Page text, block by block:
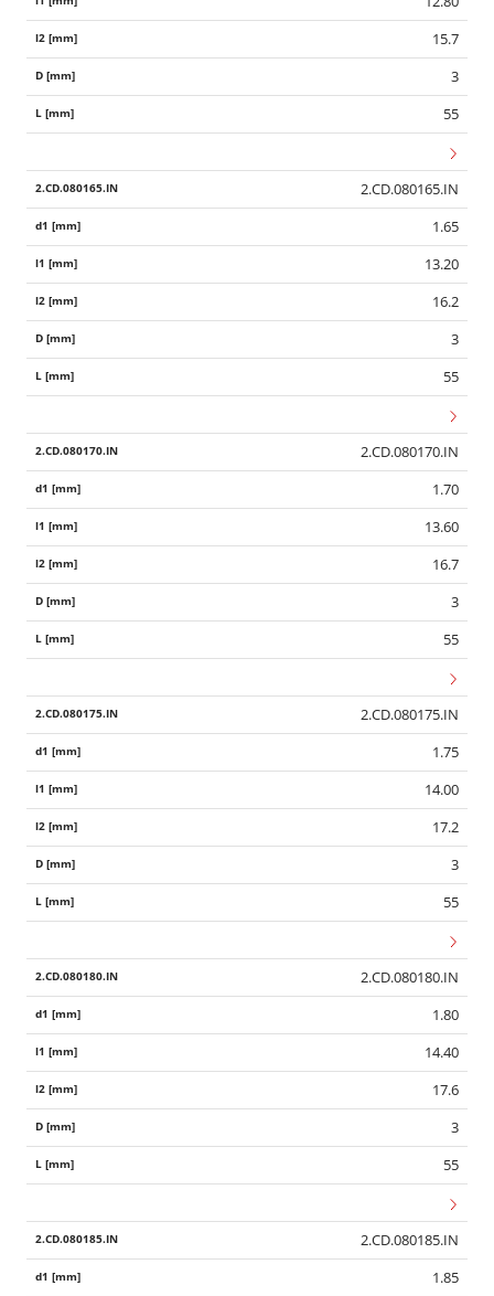
15.7
3
55
2.CD.080165.IN
1.65
13.20
16.2
3
55
2.CD.080170.IN
1.70
13.60
16.7
3
55
2.CD.080175.IN
1.75
14.00
17.2
3
55
2.CD.080180.IN
1.80
14.40
17.6
3
55
2.CD.080185.IN
1.85